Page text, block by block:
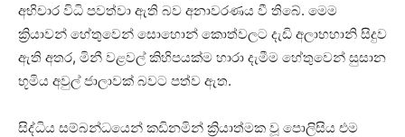
අභිචාර විධි පවත්වා ඇති බව අනාවරණය වී තිබේ. මෙම
ක්‍රියාවන් හේතුවෙන් සොහොන් කොත්වලට දැඩි අලාභහානි සිදුව
ඇති අතර, මිනී වළවල් කිහිපයක්ම හාරා දැමීම හේතුවෙන් සුසාන
භූමිය අවුල් ජාලාවක් බවට පත්ව ඇත.
සිද්ධිය සම්බන්ධයෙන් කඩිනමින් ක්‍රියාත්මක වූ පොලිසිය එම